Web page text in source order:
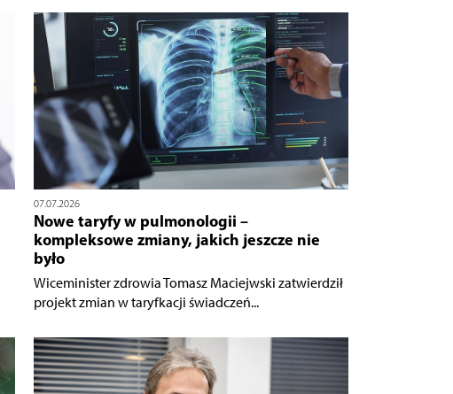
07.07.2026
Nowe taryfy w pulmonologii –
kompleksowe zmiany, jakich jeszcze nie
było
Wiceminister zdrowia Tomasz Maciejwski zatwierdził
projekt zmian w taryfkacji świadczeń...